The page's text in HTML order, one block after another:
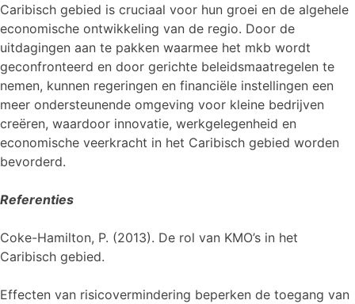
Caribisch gebied is cruciaal voor hun groei en de algehele
economische ontwikkeling van de regio. Door de
uitdagingen aan te pakken waarmee het mkb wordt
geconfronteerd en door gerichte beleidsmaatregelen te
nemen, kunnen regeringen en financiële instellingen een
meer ondersteunende omgeving voor kleine bedrijven
creëren, waardoor innovatie, werkgelegenheid en
economische veerkracht in het Caribisch gebied worden
bevorderd.
Referenties
Coke-Hamilton, P. (2013). De rol van KMO’s in het
Caribisch gebied.
Effecten van risicovermindering beperken de toegang van